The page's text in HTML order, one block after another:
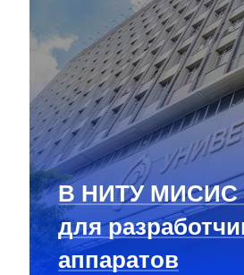
В НИТУ МИСИС
для
аппаратов